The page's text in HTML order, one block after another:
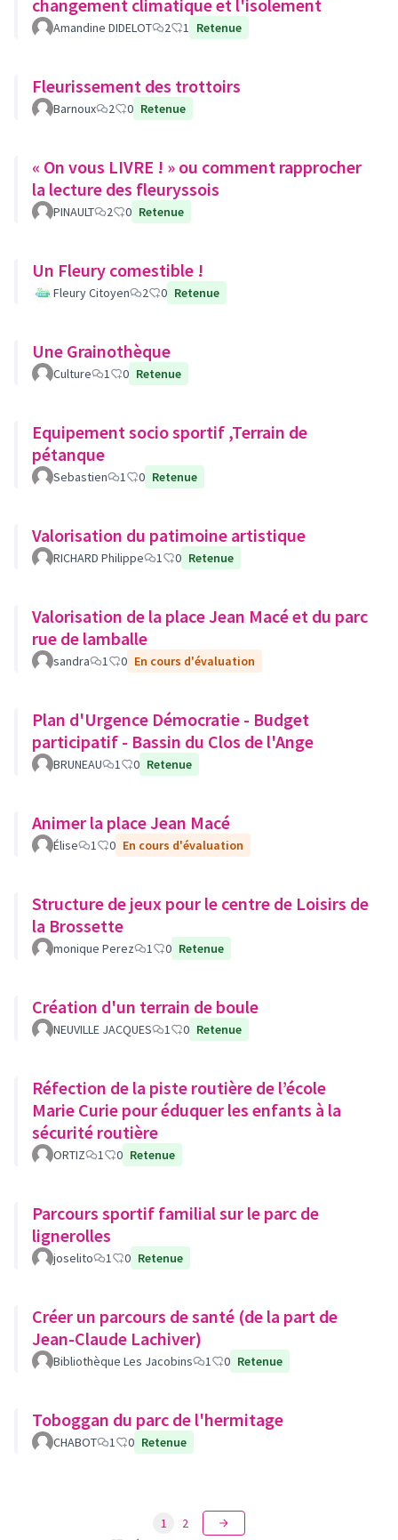
changement climatique et l'isolement
Amandine DIDELOT 2 1 Retenue
Fleurissement des trottoirs
Barnoux 2 0 Retenue
« On vous LIVRE ! » ou comment rapprocher
la lecture des fleuryssois
PINAULT 2 0 Retenue
Un Fleury comestible !
Fleury Citoyen 2 0 Retenue
Une Grainothèque
Culture 1 0 Retenue
Equipement socio sportif ,Terrain de
pétanque
Sebastien 1 0 Retenue
Valorisation du patimoine artistique
RICHARD Philippe 1 0 Retenue
Valorisation de la place Jean Macé et du parc
rue de lamballe
sandra 1 0 En cours d'évaluation
Plan d'Urgence Démocratie - Budget
participatif - Bassin du Clos de l'Ange
BRUNEAU 1 0 Retenue
Animer la place Jean Macé
Élise 1 0 En cours d'évaluation
Structure de jeux pour le centre de Loisirs de
la Brossette
monique Perez 1 0 Retenue
Création d'un terrain de boule
NEUVILLE JACQUES 1 0 Retenue
Réfection de la piste routière de l’école
Marie Curie pour éduquer les enfants à la
sécurité routière
ORTIZ 1 0 Retenue
Parcours sportif familial sur le parc de
lignerolles
joselito 1 0 Retenue
Créer un parcours de santé (de la part de
Jean-Claude Lachiver)
Bibliothèque Les Jacobins 1 0 Retenue
Toboggan du parc de l'hermitage
CHABOT 1 0 Retenue
1 2